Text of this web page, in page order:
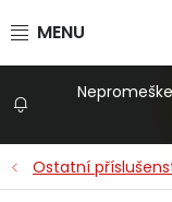
Ostatní